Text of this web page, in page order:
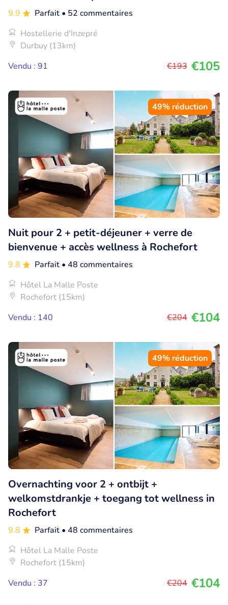
9.9 Parfait • 52 commentaires
Hostellerie d'Inzepré
Durbuy (13km)
Vendu : 91
€193 €105
49% réduction
Nuit pour 2 + petit-déjeuner + verre de
bienvenue + accès wellness à Rochefort
9.8 Parfait • 48 commentaires
Hôtel La Malle Poste
Rochefort (15km)
Vendu : 140
€204 €104
49% réduction
Overnachting voor 2 + ontbijt +
welkomstdrankje + toegang tot wellness in
Rochefort
9.8 Parfait • 48 commentaires
Hôtel La Malle Poste
Rochefort (15km)
Vendu : 37
€204 €104